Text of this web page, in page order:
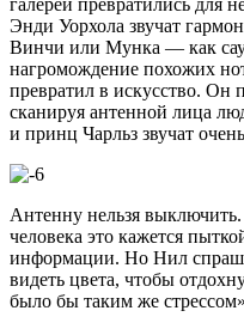
Энди Уорхола звучат
Винчи или Мунка — как
нагромождение похожих
превратил в искусство. Он
сканируя антенной лица
и принц Чарльз звучат
Антенну нельзя
человека это кажется
информации. Но Нил
видеть цвета, чтобы
было бы таким же